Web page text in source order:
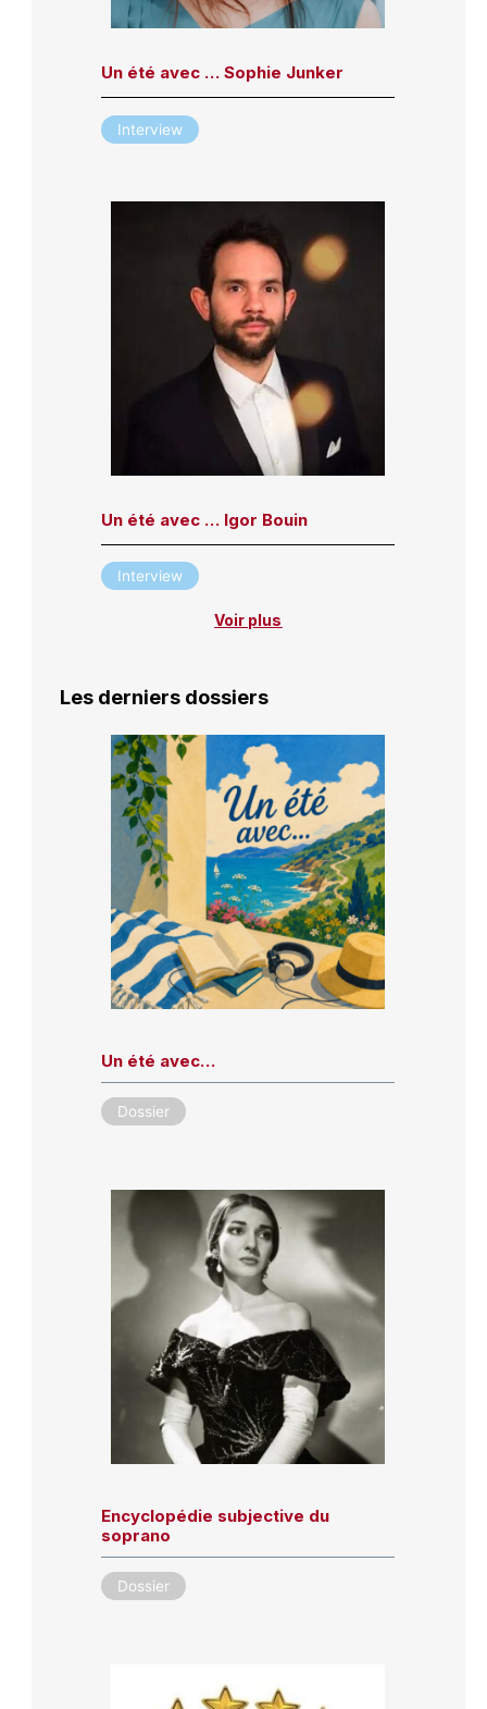
Un été avec … Sophie Junker
Interview
Un été avec … Igor Bouin
Interview
Voir plus
Les derniers dossiers
Un été avec…
Dossier
Encyclopédie subjective du
soprano
Dossier